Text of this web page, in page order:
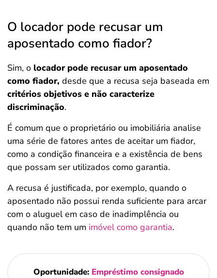
O locador pode recusar um
aposentado como fiador?
Sim, o locador pode recusar um aposentado
como fiador, desde que a recusa seja baseada em
critérios objetivos e não caracterize
discriminação.
É comum que o proprietário ou imobiliária analise
uma série de fatores antes de aceitar um fiador,
como a condição financeira e a existência de bens
que possam ser utilizados como garantia.
A recusa é justificada, por exemplo, quando o
aposentado não possui renda suficiente para arcar
com o aluguel em caso de inadimplência ou
quando não tem um imóvel como garantia.
Oportunidade: Empréstimo consignado